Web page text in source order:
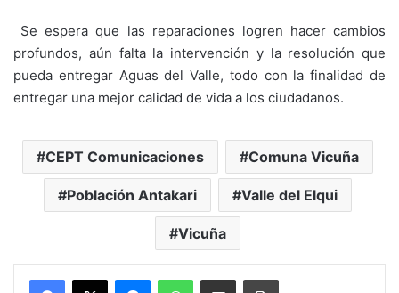
Se espera que las reparaciones logren hacer cambios
profundos, aún falta la intervención y la resolución que
pueda entregar Aguas del Valle, todo con la finalidad de
entregar una mejor calidad de vida a los ciudadanos.
CEPT Comunicaciones Comuna Vicuña
Población Antakari Valle del Elqui
Vicuña